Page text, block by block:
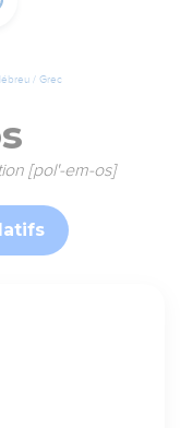
/ Grec
[pol'-em-os]